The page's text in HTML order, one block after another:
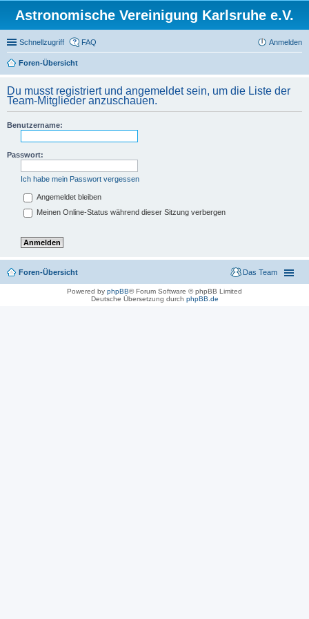
Astronomische Vereinigung Karlsruhe e.V.
Schnellzugriff FAQ Anmelden
Foren-Übersicht
Du musst registriert und angemeldet sein, um die Liste der
Team-Mitglieder anzuschauen.
Benutzername:
Passwort:
Ich habe mein Passwort vergessen
Angemeldet bleiben
Meinen Online-Status während dieser Sitzung verbergen
Foren-Übersicht Das Team
Powered by phpBB® Forum Software © phpBB Limited
Deutsche Übersetzung durch phpBB.de